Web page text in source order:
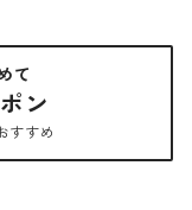
て
ン
すすめ